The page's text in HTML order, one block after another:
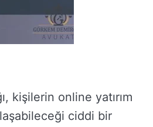
kişilerin online yatırım
ciddi bir